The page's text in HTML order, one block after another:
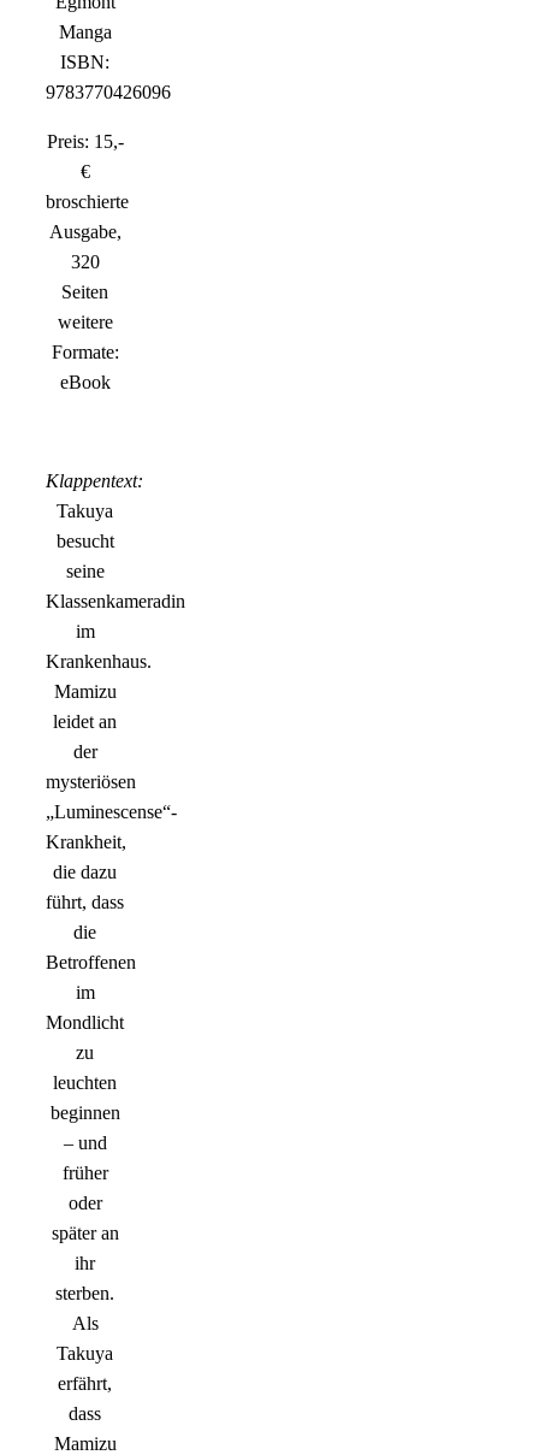
Manga
ISBN:
9783770426096
Preis: 15,-
€
broschierte
Ausgabe,
320
Seiten
weitere
Formate:
eBook
Klappentext:
Takuya
besucht
seine
Klassenkameradin
im
Krankenhaus.
Mamizu
leidet an
der
mysteriösen
„Luminescense“-
Krankheit,
die dazu
führt, dass
die
Betroffenen
im
Mondlicht
zu
leuchten
beginnen
– und
früher
oder
später an
ihr
sterben.
Als
Takuya
erfährt,
dass
Mamizu